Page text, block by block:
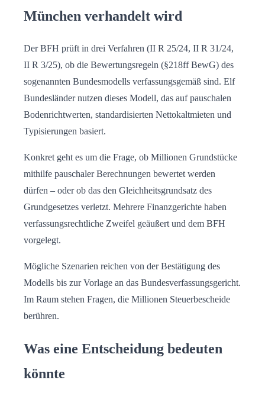
München verhandelt wird
Der BFH prüft in drei Verfahren (II R 25/24, II R 31/24,
II R 3/25), ob die Bewertungsregeln (§218ff BewG) des
sogenannten Bundesmodells verfassungsgemäß sind. Elf
Bundesländer nutzen dieses Modell, das auf pauschalen
Bodenrichtwerten, standardisierten Nettokaltmieten und
Typisierungen basiert.
Konkret geht es um die Frage, ob Millionen Grundstücke
mithilfe pauschaler Berechnungen bewertet werden
dürfen – oder ob das den Gleichheitsgrundsatz des
Grundgesetzes verletzt. Mehrere Finanzgerichte haben
verfassungsrechtliche Zweifel geäußert und dem BFH
vorgelegt.
Mögliche Szenarien reichen von der Bestätigung des
Modells bis zur Vorlage an das Bundesverfassungsgericht.
Im Raum stehen Fragen, die Millionen Steuerbescheide
berühren.
Was eine Entscheidung bedeuten
könnte